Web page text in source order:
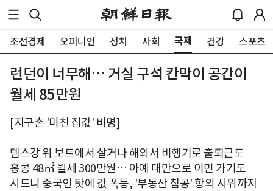
조선경제 오피니언 정치 사회 국제 건강 스포츠
런던이 너무해… 거실 구석 칸막이 공간이
월세 85만원
[지구촌 '미친 집값' 비명]
템스강 위 보트에서 살거나 해외서 비행기로 출퇴근도
홍콩 48㎡ 월세 300만원… 아예 대만으로 이민 가기도
시드니 중국인 탓에 값 폭등, '부동산 침공' 항의 시위까지